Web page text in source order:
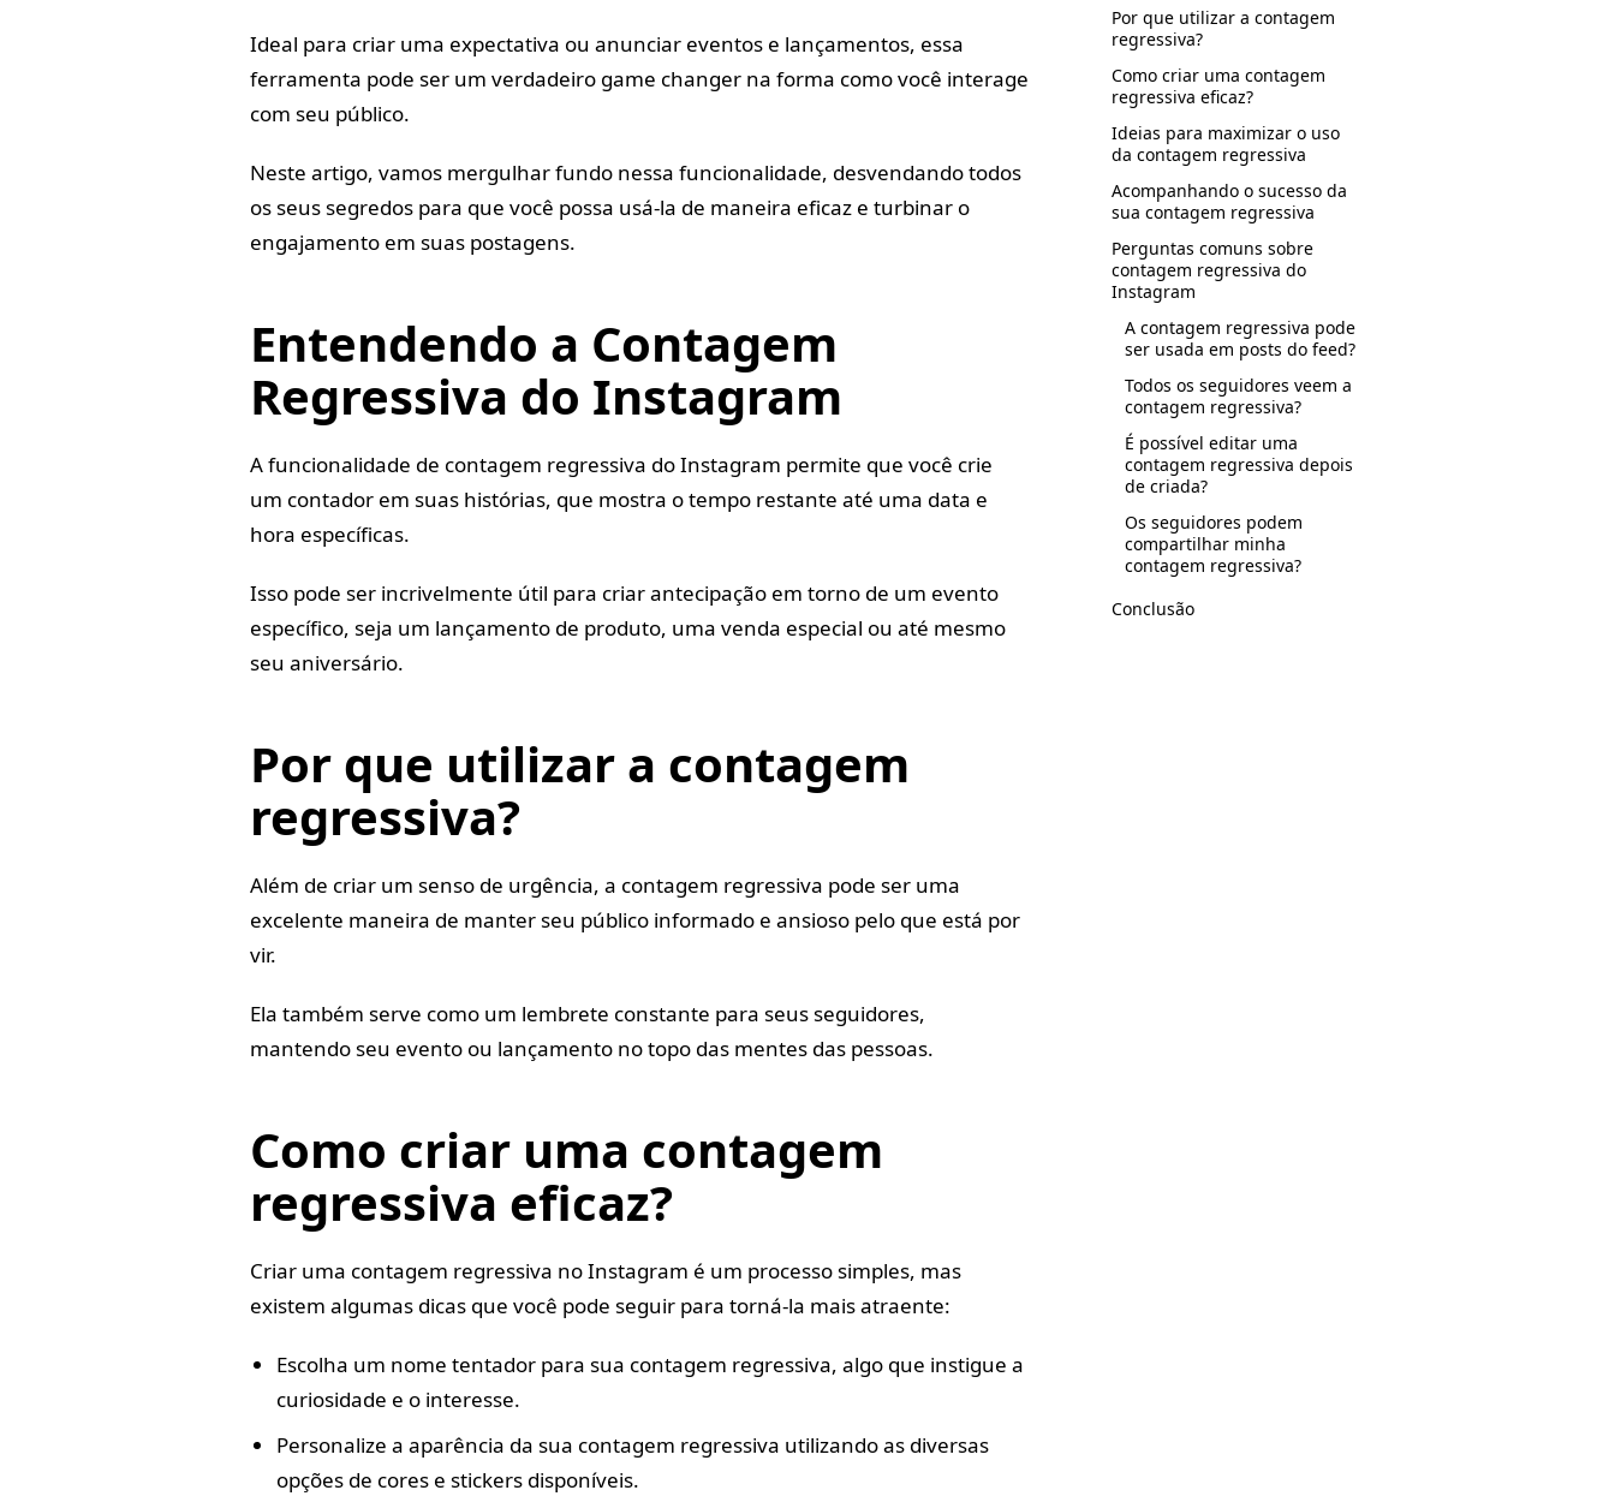
Ideal para criar uma expectativa ou anunciar eventos e lançamentos, essa
ferramenta pode ser um verdadeiro game changer na forma como você interage
com seu público.
Neste artigo, vamos mergulhar fundo nessa funcionalidade, desvendando todos
os seus segredos para que você possa usá-la de maneira eficaz e turbinar o
engajamento em suas postagens.
Entendendo a Contagem
Regressiva do Instagram
A funcionalidade de contagem regressiva do Instagram permite que você crie
um contador em suas histórias, que mostra o tempo restante até uma data e
hora específicas.
Isso pode ser incrivelmente útil para criar antecipação em torno de um evento
específico, seja um lançamento de produto, uma venda especial ou até mesmo
seu aniversário.
Por que utilizar a contagem
regressiva?
Além de criar um senso de urgência, a contagem regressiva pode ser uma
excelente maneira de manter seu público informado e ansioso pelo que está por
vir.
Ela também serve como um lembrete constante para seus seguidores,
mantendo seu evento ou lançamento no topo das mentes das pessoas.
Como criar uma contagem
regressiva eficaz?
Criar uma contagem regressiva no Instagram é um processo simples, mas
existem algumas dicas que você pode seguir para torná-la mais atraente:
Escolha um nome tentador para sua contagem regressiva, algo que instigue a
curiosidade e o interesse.
Personalize a aparência da sua contagem regressiva utilizando as diversas
opções de cores e stickers disponíveis.
Por que utilizar a contagem
regressiva?
Como criar uma contagem
regressiva eficaz?
Ideias para maximizar o uso
da contagem regressiva
Acompanhando o sucesso da
sua contagem regressiva
Perguntas comuns sobre
contagem regressiva do
Instagram
A contagem regressiva pode
ser usada em posts do feed?
Todos os seguidores veem a
contagem regressiva?
É possível editar uma
contagem regressiva depois
de criada?
Os seguidores podem
compartilhar minha
contagem regressiva?
Conclusão